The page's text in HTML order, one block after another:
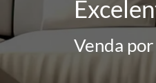
Venda